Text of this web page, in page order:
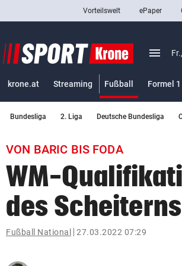
Abonnieren
bookmark
search
Suchbegriff
eingeben
Vorteilswelt ePaper
menu
krone.at Streaming Fußball
Formel 1
Bundesliga 2. Liga Deutsche Bundesliga
VON BARIC BIS FODA
WM-
des Scheiterns
Fußball National 27.03.2022 07:29